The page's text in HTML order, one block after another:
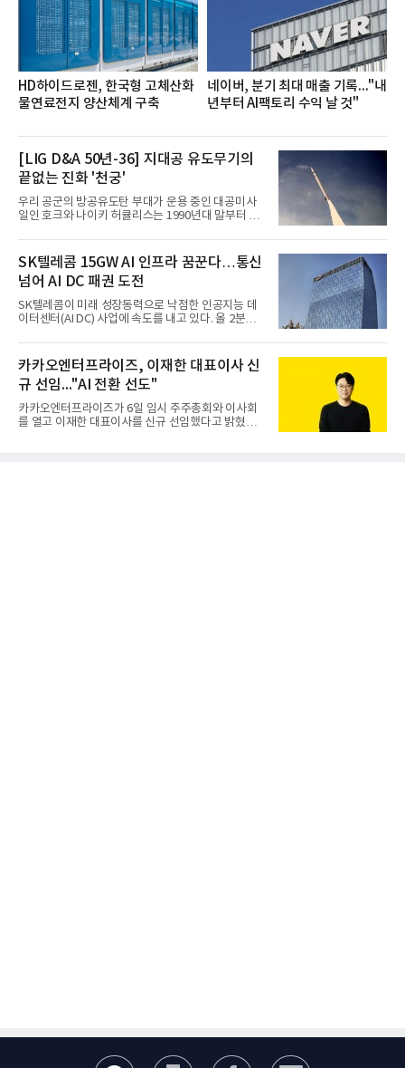
을 추진하며,새로운 변화와 이로운 영향력을 조직전
반에 전파하는 역할
HD하이드로젠, 한국형 고체산화
물연료전지 양산체계 구축
네이버, 분기 최대 매출 기록..."내
년부터 AI팩토리 수익 날 것"
[LIG D&A 50년-36] 지대공 유도무기의
끝없는 진화 '천궁'
우리 공군의 방공유도탄 부대가 운용 중인 대공미사
일인 호크와 나이키 허큘리스는 1990년대 말부터 성
기존 미사일체계를 대체할 중고도 및 중거리 대공미
사일을 개발하기로 결정했다.처음 KM-SAM 사업으로
불린 이 사업의 명칭은 호크(Iron Hawk, 철매)를 대체
한다는 의미에서 ‘철매Ⅱ’ 로 정해졌다. 철매Ⅱ 개발
사업은 미사일체계 완성 후인 2011년 ‘천궁(天弓)’으
로 다시 장비명이 바뀌었다. 17개 업체와 관련 기관이
참여한 가운데 LIG 넥스원은 탐색 개발에서 체계개발
인 천궁
SK텔레콤 15GW AI 인프라 꿈꾼다…통신
넘어 AI DC 패권 도전
SK텔레콤이 미래 성장동력으로 낙점한 인공지능 데
이터센터(AI DC) 사업에 속도를 내고 있다. 올 2분기
는 2035년까지 총 15GW(기가와트) 규모의 AI DC를
구축하겠다는 대형 청사진을 제시하면서다. 이에 따
라 경쟁 구도 역시 이동통신사인 KT, LG유플러스를
넘어 네이버, 삼성SDS 등 IT 인프라 기업으로 확장되
고 있다.7일 SK텔레콤에 따르면 회사는 올해 2분기
연결 기준 매출 4조 3591억원, 영업이익 5660억원을
기록했다. 매출은 전년 동기 대비 0.5%, 영업이익은
카카오엔터프라이즈, 이재한 대표이사 신
규 선임..."AI 전환 선도"
카카오엔터프라이즈가 6일 임시 주주총회와 이사회
를 열고 이재한 대표이사를 신규 선임했다고 밝혔다.